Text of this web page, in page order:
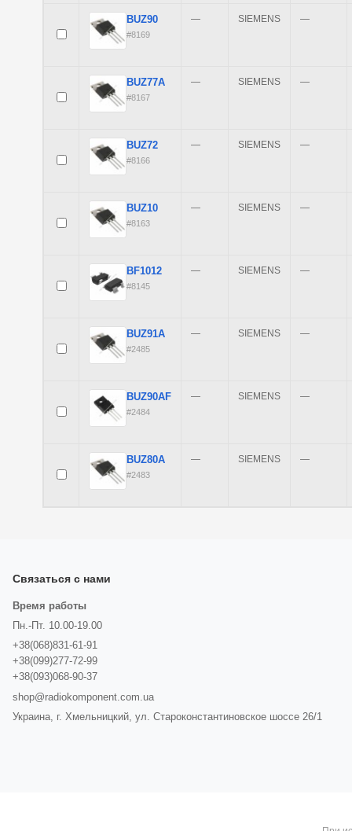
BUZ90
#8169
— SIEMENS —
BUZ77A
#8167
— SIEMENS —
BUZ72
#8166
— SIEMENS —
BUZ10
#8163
— SIEMENS —
BF1012
#8145
— SIEMENS —
BUZ91A
#2485
— SIEMENS —
BUZ90AF
#2484
— SIEMENS —
BUZ80A
#2483
— SIEMENS —
Связаться с нами
Время работы
Пн.-Пт. 10.00-19.00
+38(068)831-61-91
+38(099)277-72-99
+38(093)068-90-37
shop@radiokomponent.com.ua
Украина, г. Хмельницкий, ул. Староконстантиновское шоссе 26/1